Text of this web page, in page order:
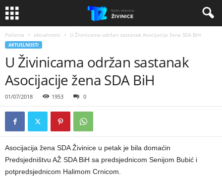
Početna aktuelnosti U Živinicama održan sastanak Asocijacije žena SDA BiH
AKTUELNOSTI
U Živinicama održan sastanak
Asocijacije žena SDA BiH
01/07/2018 1953 0
Asocijacija žena SDA Živinice u petak je bila domaćin
Predsjedništvu AŽ SDA BiH sa predsjednicom Senijom Bubić i
potpredsjednicom Halimom Crnicom.